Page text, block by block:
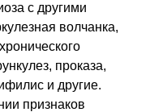
с другими
волчанка,
проказа,
и другие.
признаков